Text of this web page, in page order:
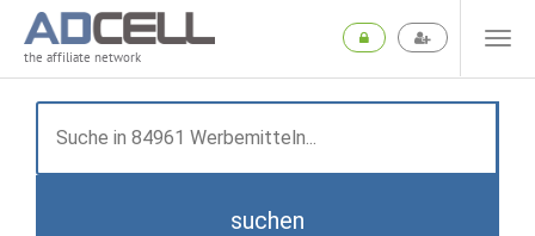
the affiliate network
suchen